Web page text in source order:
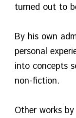
turned out to
By his own
personal
into concepts
non-fiction.
Other works